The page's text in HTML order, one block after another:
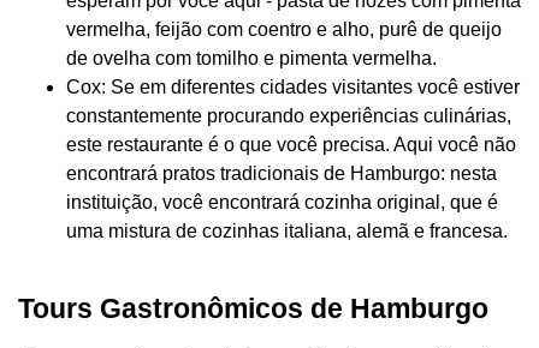
vermelha, feijão com coentro e alho, purê de queijo
de ovelha com tomilho e pimenta vermelha.
Cox: Se em diferentes cidades visitantes você estiver
constantemente procurando experiências culinárias,
este restaurante é o que você precisa. Aqui você não
encontrará pratos tradicionais de Hamburgo: nesta
instituição, você encontrará cozinha original, que é
uma mistura de cozinhas italiana, alemã e francesa.
Tours Gastronômicos de Hamburgo